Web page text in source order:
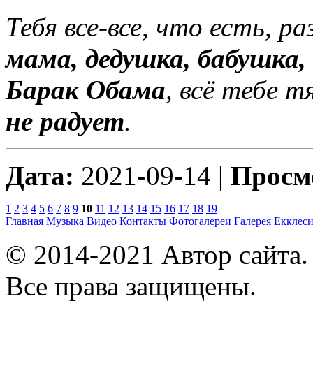
Тебя все-все, что есть,
мама, дедушка,
Барак Обама, всё тебе
не радует.
Дата: 2021-09-14 |
1 2 3 4 5 6 7 8 9 10 11 12 13 14 15 16 17 18 19
Главная Музыка Видео Контакты Фотогалереи Галерея
© 2014-2021 Автор
Все права защищены.